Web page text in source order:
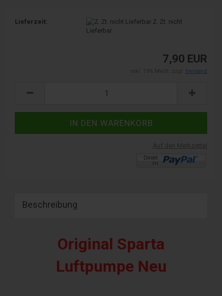
Lieferzeit:
Z. Zt. nicht
Lieferbar
7,90 EUR
Versand
Beschreibung
Original Sparta
Luftpumpe Neu